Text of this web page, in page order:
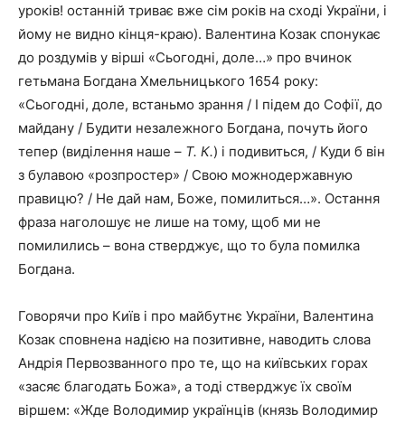
уроків! останній триває вже сім років на сході України, і
йому не видно кінця-краю). Валентина Козак спонукає
до роздумів у вірші «Сьогодні, доле…» про вчинок
гетьмана Богдана Хмельницького 1654 року:
«Сьогодні, доле, встаньмо зрання / І підем до Софії, до
майдану / Будити незалежного Богдана, почуть його
тепер (виділення наше – Т. К.) і подивиться, / Куди б він
з булавою «розпростер» / Свою можнодержавную
правицю? / Не дай нам, Боже, помилиться…». Остання
фраза наголошує не лише на тому, щоб ми не
помилились – вона стверджує, що то була помилка
Богдана.
Говорячи про Київ і про майбутнє України, Валентина
Козак сповнена надією на позитивне, наводить слова
Андрія Первозванного про те, що на київських горах
«засяє благодать Божа», а тоді стверджує їх своїм
віршем: «Жде Володимир українців (князь Володимир